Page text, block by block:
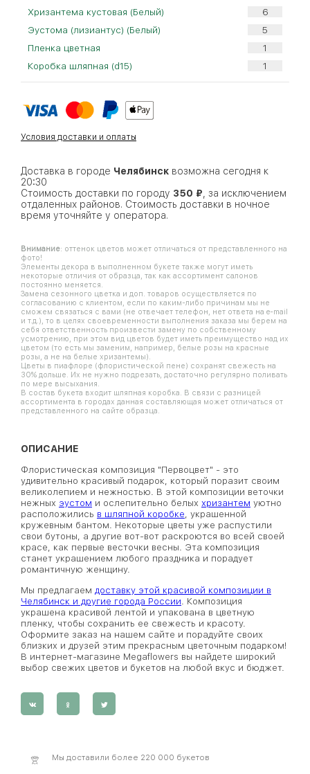
Хризантема кустовая (Белый)
Эустома (лизиантус) (Белый)
Пленка цветная
Коробка шляпная (d15)
Условия доставки и оплаты
Доставка в городе Челябинск возможна сегодня к
20:30
Стоимость доставки по городу 350 ₽ , за исключением
отдаленных районов. Стоимость доставки в ночное
время уточняйте у оператора.
Внимание: оттенок цветов может отличаться от представленного на
фото!
Элементы декора в выполненном букете также могут иметь
некоторые отличия от образца, так как ассортимент салонов
постоянно меняется.
Замена сезонного цветка и доп. товаров осуществляется по
согласованию с клиентом, если по каким-либо причинам мы не
сможем связаться с вами (не отвечает телефон, нет ответа на e-mail
и т.д.), то в целях своевременности выполнения заказа мы берем на
себя ответственность произвести замену по собственному
усмотрению, при этом вид цветов будет иметь преимущество над их
цветом (то есть мы заменим, например, белые розы на красные
розы, а не на белые хризантемы).
Цветы в пиафлоре (флористической пене) сохранят свежесть на
30% дольше. Их не нужно подрезать, достаточно регулярно поливать
по мере высыхания.
В состав букета входит шляпная коробка. В связи с разницей
ассортимента в городах данная составляющая может отличаться от
представленного на сайте образца.
ОПИСАНИЕ
Флористическая композиция "Первоцвет" - это
удивительно красивый подарок, который поразит своим
великолепием и нежностью. В этой композиции веточки
нежных эустом и ослепительно белых хризантем уютно
расположились в шляпной коробке , украшенной
кружевным бантом. Некоторые цветы уже распустили
свои бутоны, а другие вот-вот раскроются во всей своей
красе, как первые весточки весны. Эта композиция
станет украшением любого праздника и порадует
романтичную женщину.
Мы предлагаем доставку этой красивой композиции в
Челябинск и другие города России . Композиция
украшена красивой лентой и упакована в цветную
пленку, чтобы сохранить ее свежесть и красоту.
Оформите заказ на нашем сайте и порадуйте своих
близких и друзей этим прекрасным цветочным подарком!
В интернет-магазине Megaflowers вы найдете широкий
выбор свежих цветов и букетов на любой вкус и бюджет.
Мы доставили более 220 000 букетов